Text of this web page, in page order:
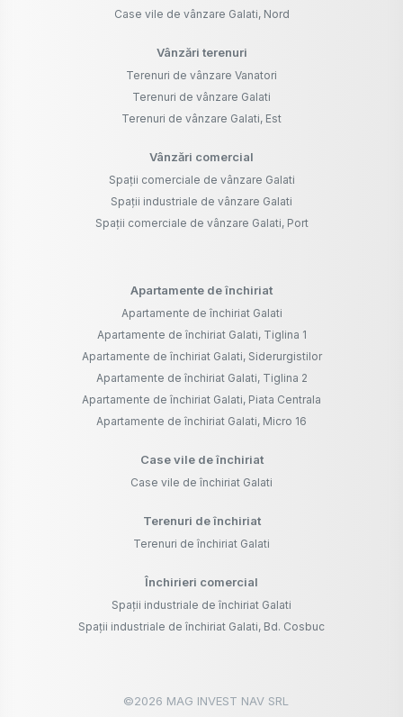
Case vile de vânzare Galati, Nord
Vânzări terenuri
Terenuri de vânzare Vanatori
Terenuri de vânzare Galati
Terenuri de vânzare Galati, Est
Vânzări comercial
Spații comerciale de vânzare Galati
Spații industriale de vânzare Galati
Spații comerciale de vânzare Galati, Port
Apartamente de închiriat
Apartamente de închiriat Galati
Apartamente de închiriat Galati, Tiglina 1
Apartamente de închiriat Galati, Siderurgistilor
Apartamente de închiriat Galati, Tiglina 2
Apartamente de închiriat Galati, Piata Centrala
Apartamente de închiriat Galati, Micro 16
Case vile de închiriat
Case vile de închiriat Galati
Terenuri de închiriat
Terenuri de închiriat Galati
Închirieri comercial
Spații industriale de închiriat Galati
Spații industriale de închiriat Galati, Bd. Cosbuc
©2026 MAG INVEST NAV SRL